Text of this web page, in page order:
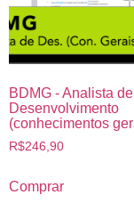
BDMG - Analista de
Desenvolvimento
(conhecimentos
R$246,90
Comprar